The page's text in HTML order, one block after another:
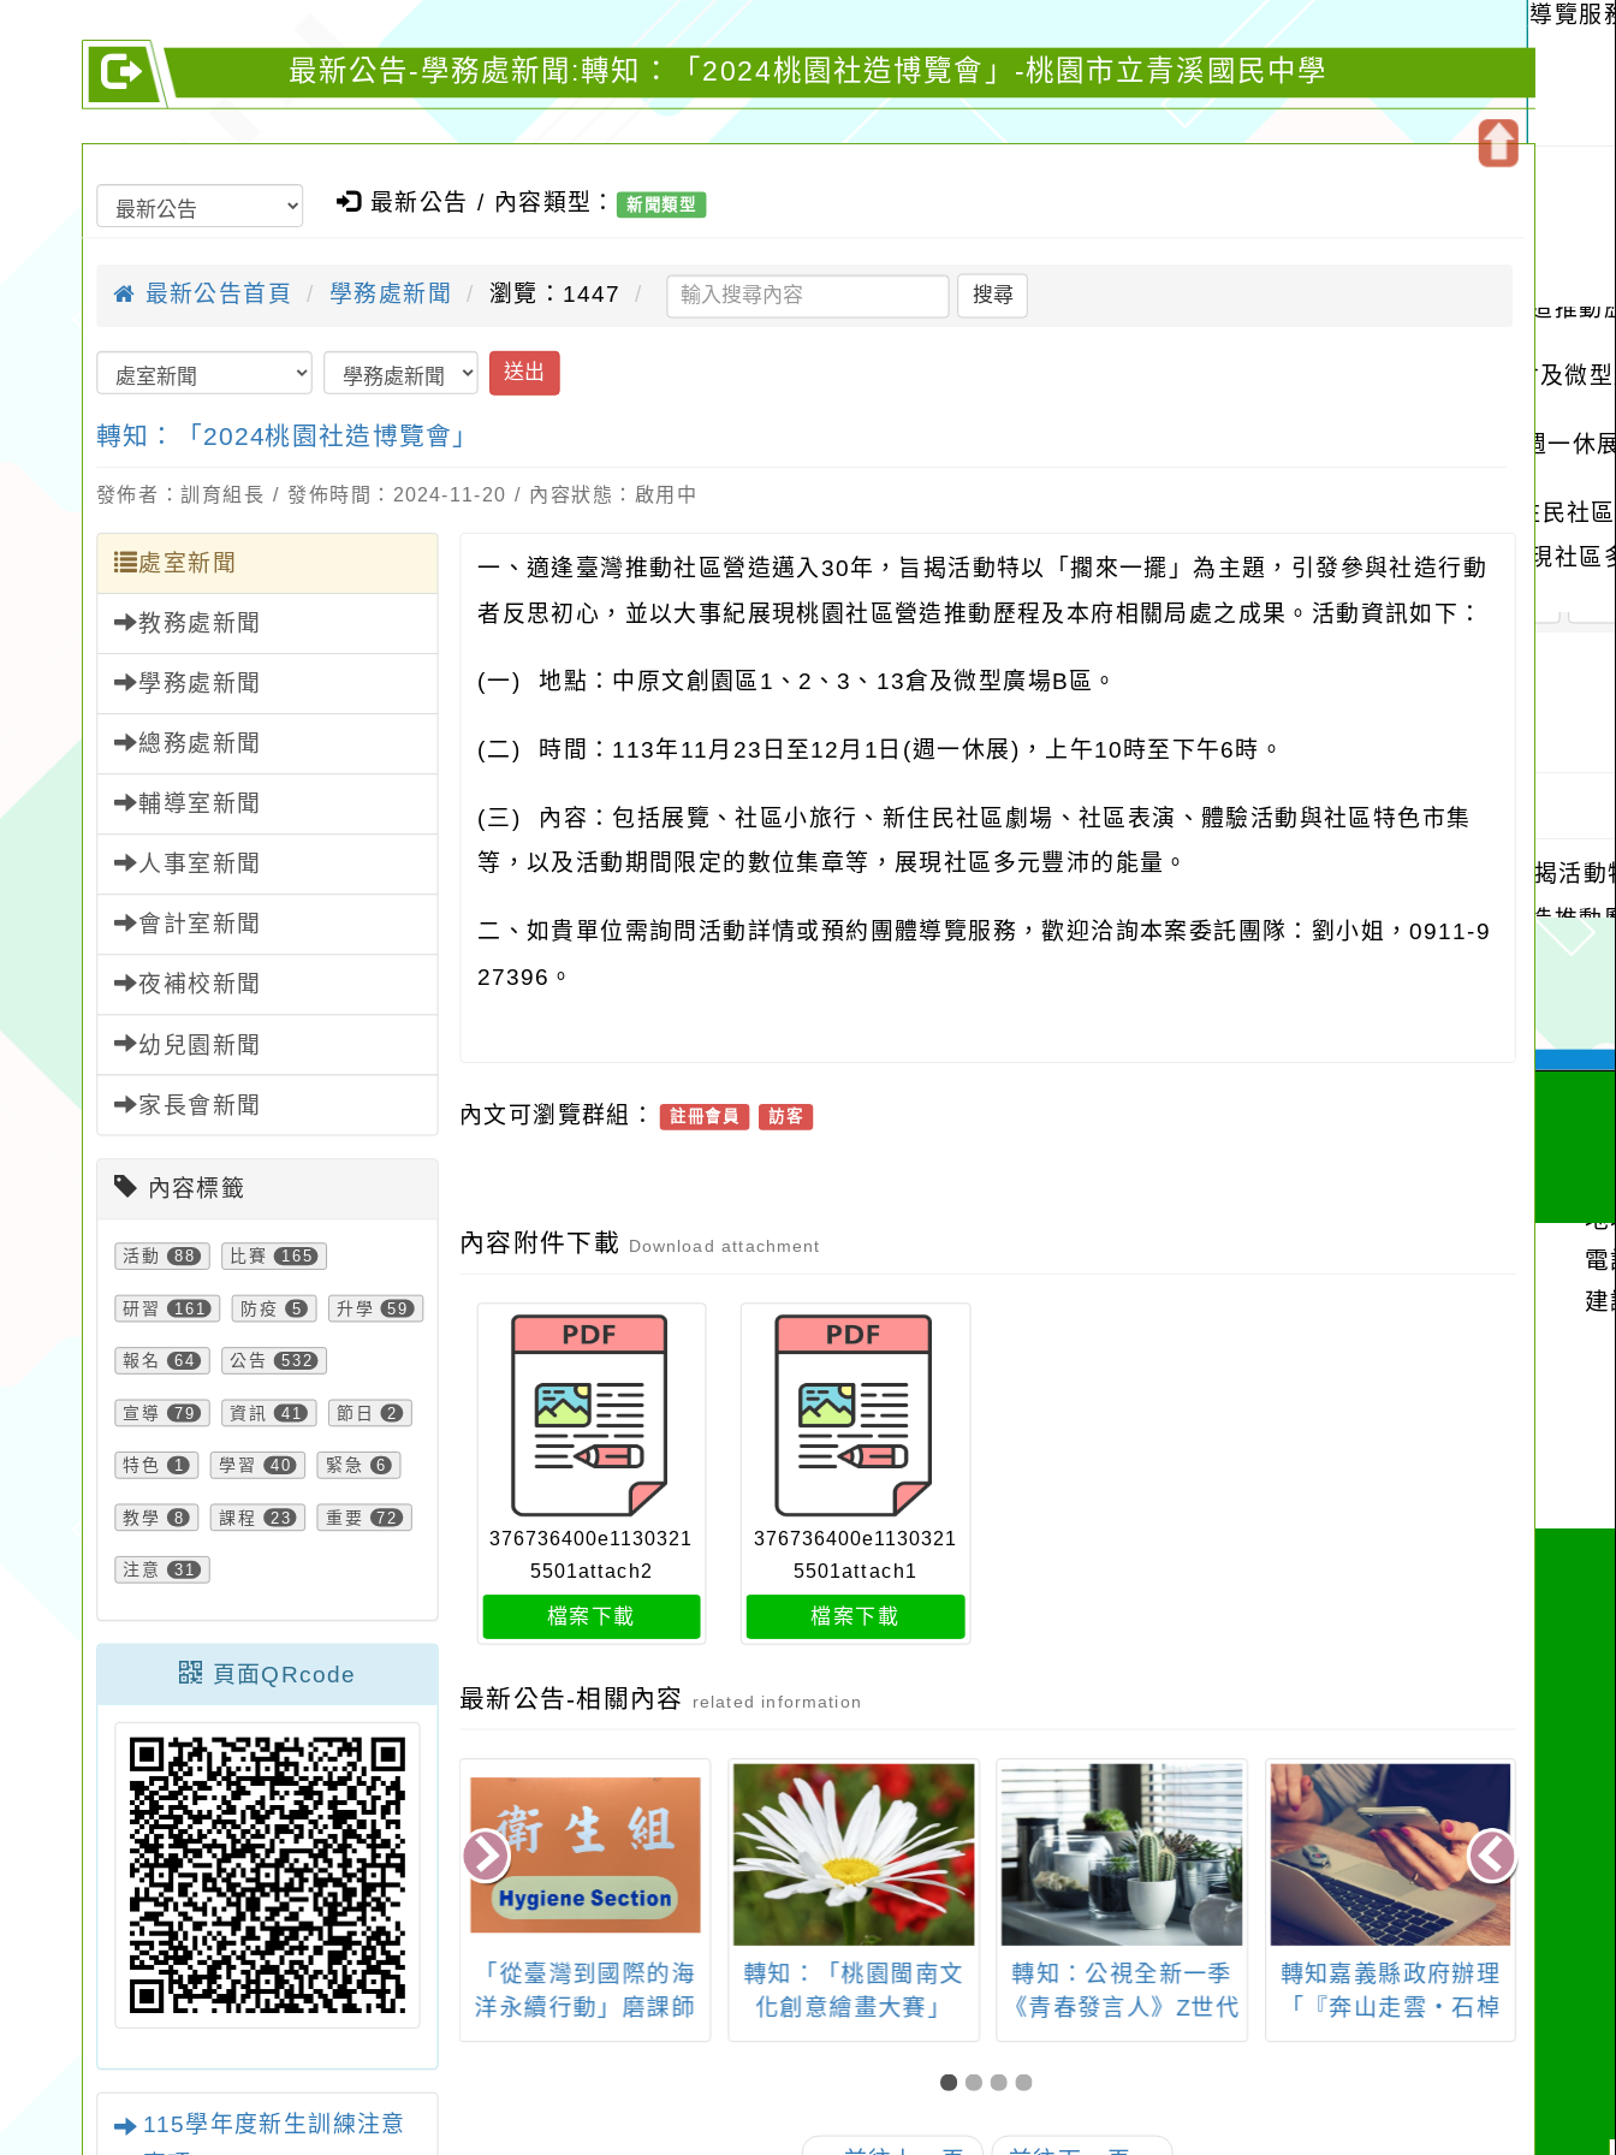
最新公告-學務處新聞:轉知：「2024桃園社造博覽會」-桃園市立青溪國民中學
最新公告 / 內容類型： 新聞類型
最新公告首頁 學務處新聞 瀏覽：1447 搜尋
送出
轉知：「2024桃園社造博覽會」
發佈者：訓育組長 / 發佈時間：2024-11-20 / 內容狀態：啟用中
處室新聞
教務處新聞
學務處新聞
總務處新聞
輔導室新聞
人事室新聞
會計室新聞
夜補校新聞
幼兒園新聞
家長會新聞
內容標籤
活動 88 比賽 165
研習 161 防疫 5 升學 59
報名 64 公告 532
宣導 79 資訊 41 節日 2
特色 1 學習 40 緊急 6
教學 8 課程 23 重要 72
注意 31
頁面QRcode
115學年度新生訓練注意
一、適逢臺灣推動社區營造邁入 30年，旨揭活動特以「擱來一擺」為主題，引發參與社造行動
者反思初心，並以大事紀展現桃園社區營造推動歷程及本府相關局處之成果。活動資訊如下：
(一)地點：中原文創園區 1 、 2 、3 、 13倉及微型廣場B區。
(二) 時間： 113年11月 23 日至12月 1 日 (週一休展) ，上午10時至下午6時。
(三) 內容：包括展覽、社區小旅行、新住民社區劇場、社區表演、體驗活動與社區特色市集
等，以及活動期間限定的數位集章等，展現社區多元豐沛的能量。
二、如貴單位需詢問活動詳情或預約團體導覽服務，歡迎洽詢本案委託團隊：劉小姐，0911-9
27396 。
內文可瀏覽群組： 註冊會員 訪客
內容附件下載 Download attachment
376736400e1130321
5501attach2
檔案下載
376736400e1130321
5501attach1
檔案下載
最新公告-相關內容 related information
114學年度全
音樂比賽推廣
與管理講座」
轉知：「第29屆群生
杯全國青少年暨兒童
「從臺灣到國際的海
洋永續行動」磨課師
線上課程
轉知：「桃園閩南文
化創意繪畫大賽」
轉知：公視全新一季
《青春發言人》Z世代
節目主持人徵選活動
轉知嘉義縣政府辦理
「『奔山走雲・石棹
跑旅計畫』—2026石